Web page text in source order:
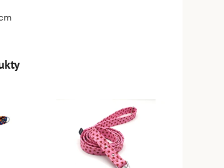
48 - 63cm - šířka 4,3cm